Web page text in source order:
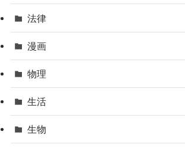
法律
漫画
物理
生活
生物